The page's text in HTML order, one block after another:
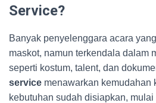
Service?
Banyak penyelenggara acara
maskot, namun terkendala dalam
seperti kostum, talent, dan
service menawarkan kemudahan
kebutuhan sudah disiapkan, mulai